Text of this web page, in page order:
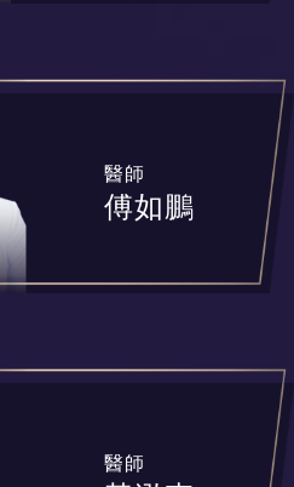
醫師
傅如鵬
醫師